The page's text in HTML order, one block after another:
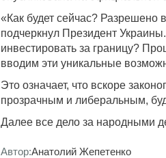
«Как будет сейчас? Разрешено
подчеркнул Президент
инвестировать за границу?
вводим эти уникальные
Это означает, что вскоре
прозрачным и либеральным,
Далее все дело за народными
Автор:Анатолий Жепетенко